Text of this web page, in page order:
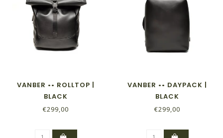
VANBER •• ROLLTOP |
BLACK
€299,00
VANBER •• DAYPACK |
BLACK
€299,00